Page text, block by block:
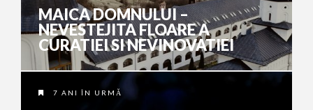
MAICA DOMNULUI –
NEVESTEJITA FLOARE A
CURATIEI SI NEVINOVATIEI
7 ANI ÎN URMĂ